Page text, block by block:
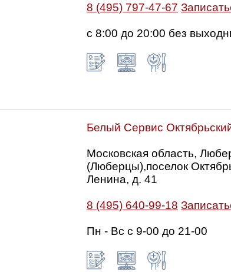
8 (495) 797-47-67
с 8:00 до 20:00 без
Белый Сервис
Московская область,
(Люберцы),поселок
Ленина, д. 41
8 (495) 640-99-18
Пн - Вс с 9-00 до 21-00